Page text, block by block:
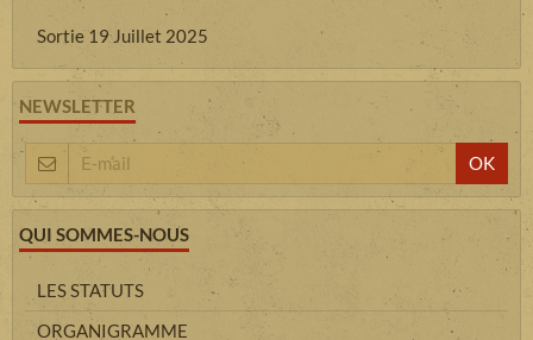
Sortie 19 Juillet 2025
NEWSLETTER
OK
QUI SOMMES-NOUS
LES STATUTS
ORGANIGRAMME